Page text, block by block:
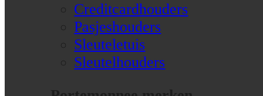
Creditcardhouders
Pasjeshouders
Sleuteletuis
Sleutelhouders